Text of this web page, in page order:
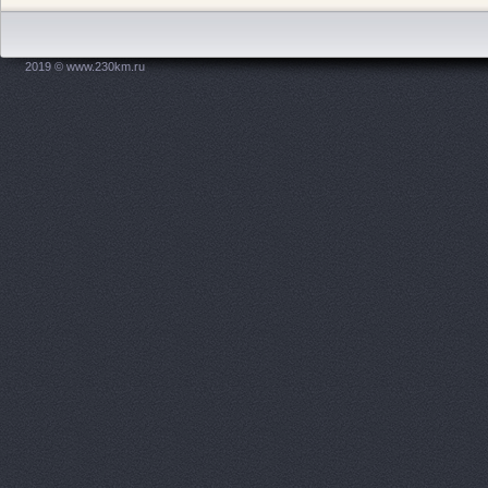
Новодвинская, 31
2019 © www.230km.ru